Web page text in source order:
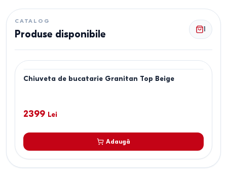
CATALOG
Produse disponibile 1
Chiuveta de bucatarie Granitan Top Beige
2399 Lei
Adaugă